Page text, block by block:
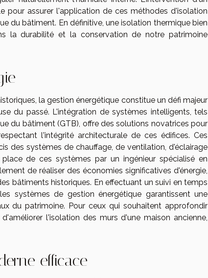
pour assurer l'application de ces méthodes d'isolation
du bâtiment. En définitive, une isolation thermique bien
la durabilité et la conservation de notre patrimoine
la gestion énergétique constitue un défi majeur
du passé. L'intégration de systèmes intelligents, tels
du bâtiment (GTB), offre des solutions novatrices pour
l'intégrité architecturale de ces édifices. Ces
des systèmes de chauffage, de ventilation, d'éclairage
de ces systèmes par un ingénieur spécialisé en
de réaliser des économies significatives d'énergie,
bâtiments historiques. En effectuant un suivi en temps
systèmes de gestion énergétique garantissent une
du patrimoine. Pour ceux qui souhaitent approfondir
l'isolation des murs d'une maison ancienne,
efficace